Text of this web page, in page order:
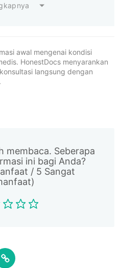
awal mengenai kondisi
HonestDocs menyarankan
langsung dengan
membaca. Seberapa
ini bagi Anda?
/ 5 Sangat